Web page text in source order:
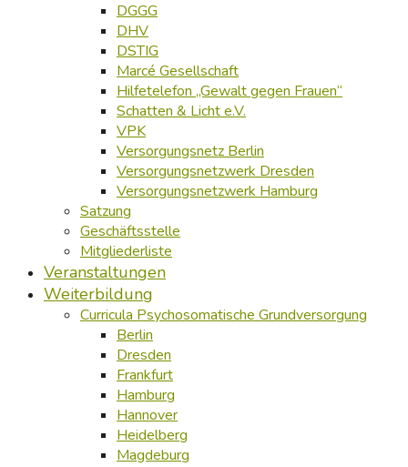
DGGG
DHV
DSTIG
Marcé Gesellschaft
Hilfetelefon „Gewalt gegen Frauen“
Schatten & Licht e.V.
VPK
Versorgungsnetz Berlin
Versorgungsnetzwerk Dresden
Versorgungsnetzwerk Hamburg
Satzung
Geschäftsstelle
Mitgliederliste
Veranstaltungen
Weiterbildung
Curricula Psychosomatische Grundversorgung
Berlin
Dresden
Frankfurt
Hamburg
Hannover
Heidelberg
Magdeburg